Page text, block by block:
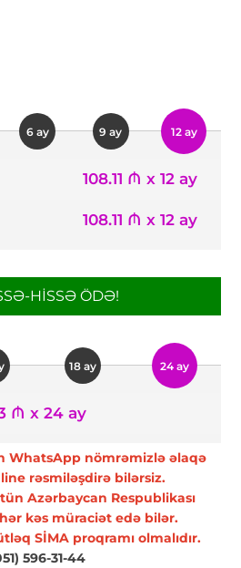
6 ay 9 ay 12 ay
108.11 ₼ x 12 ay
108.11 ₼ x 12 ay
HISSƏ ÖDƏ!
18 ay 24 ay
₼ x 24 ay
WhatsApp nömrəmizlə əlaqə
rəsmiləşdirə bilərsiz.
Azərbaycan Respublikası
kəs müraciət edə bilər.
SİMA proqramı olmalıdır.
596-31-44